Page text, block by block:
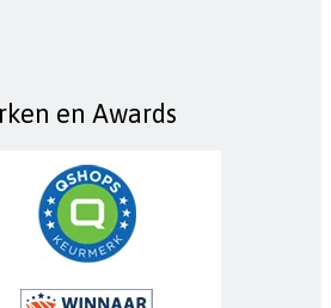
en Awards